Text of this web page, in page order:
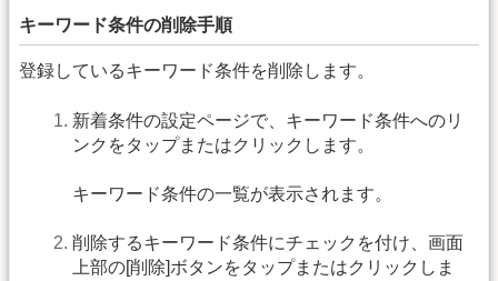
キーワード条件の削除手順
登録しているキーワード条件を削除します。
新着条件の設定ページで、キーワード条件へのリ
ンクをタップまたはクリックします。
キーワード条件の一覧が表示されます。
削除するキーワード条件にチェックを付け、画面
上部の[削除]ボタンをタップまたはクリックしま